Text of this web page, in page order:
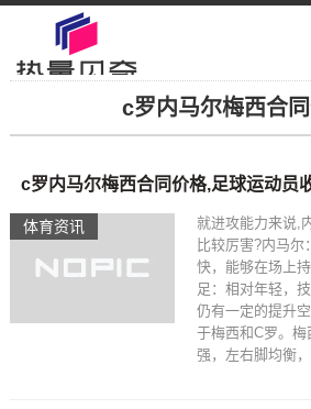
c罗内马尔梅西合
体育资讯
就进攻能力来说,
比较厉害?内马尔
快，能够在场上
足：相对年轻，
仍有一定的提升
于梅西和C罗。
强，左右脚均衡